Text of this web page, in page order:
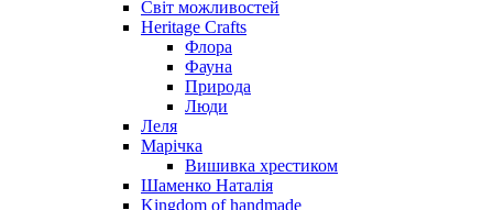
Світ можливостей
Heritage Crafts
Флора
Фауна
Природа
Люди
Леля
Марічка
Вишивка хрестиком
Шаменко Наталія
Kingdom of handmade